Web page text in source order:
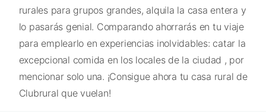
rurales para grupos grandes, alquila la casa entera y
lo pasarás genial. Comparando ahorrarás en tu viaje
para emplearlo en experiencias inolvidables: catar la
excepcional comida en los locales de la ciudad , por
mencionar solo una. ¡Consigue ahora tu casa rural de
Clubrural que vuelan!